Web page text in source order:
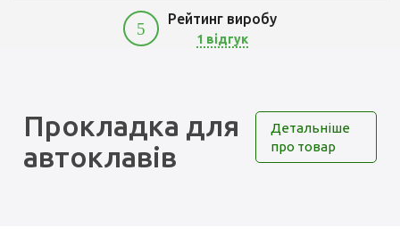
5
Рейтинг виробу
1 відгук
Прокладка для
автоклавів
Детальніше
про товар